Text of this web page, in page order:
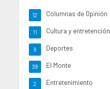
Columnas de Opinión
12
Cultura y entretención
11
Deportes
8
El Monte
39
Entretenimiento
2